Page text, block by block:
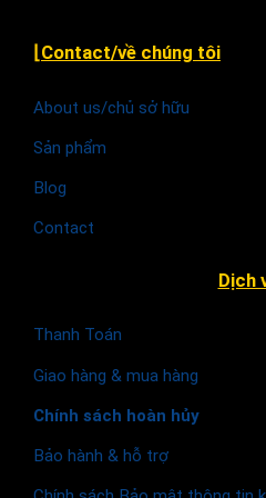
⌊Contact/về chúng tôi
About us/chủ sở hữu
Sản phẩm
Blog
Contact
Dịch
Thanh Toán
Giao hàng & mua hàng
Chính sách hoàn hủy
Bảo hành & hỗ trợ